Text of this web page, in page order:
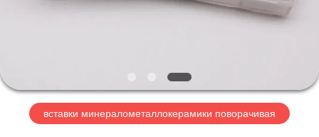
КАТАЛОГИ
СВЯЖИТЕСЬ
вставки минералометаллокерамики поворачивая